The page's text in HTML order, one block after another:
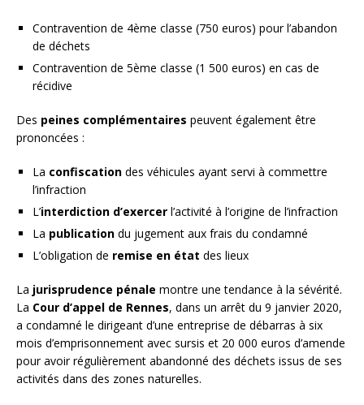
Contravention de 4ème classe (750 euros) pour l’abandon
de déchets
Contravention de 5ème classe (1 500 euros) en cas de
récidive
Des peines complémentaires peuvent également être
prononcées :
La confiscation des véhicules ayant servi à commettre
l’infraction
L’interdiction d’exercer l’activité à l’origine de l’infraction
La publication du jugement aux frais du condamné
L’obligation de remise en état des lieux
La jurisprudence pénale montre une tendance à la sévérité.
La Cour d’appel de Rennes, dans un arrêt du 9 janvier 2020,
a condamné le dirigeant d’une entreprise de débarras à six
mois d’emprisonnement avec sursis et 20 000 euros d’amende
pour avoir régulièrement abandonné des déchets issus de ses
activités dans des zones naturelles.